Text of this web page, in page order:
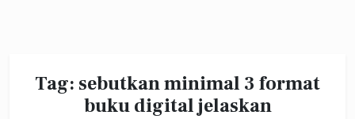
Tag: sebutkan minimal 3 format
buku digital jelaskan